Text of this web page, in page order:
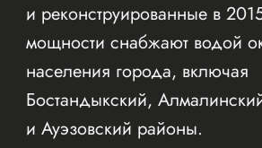
и реконструированные в
мощности снабжают водой
населения города, включая
Бостандыкский,
и Ауэзовский районы.